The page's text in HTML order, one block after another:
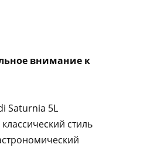
внимание к
Saturnia 5L
стиль